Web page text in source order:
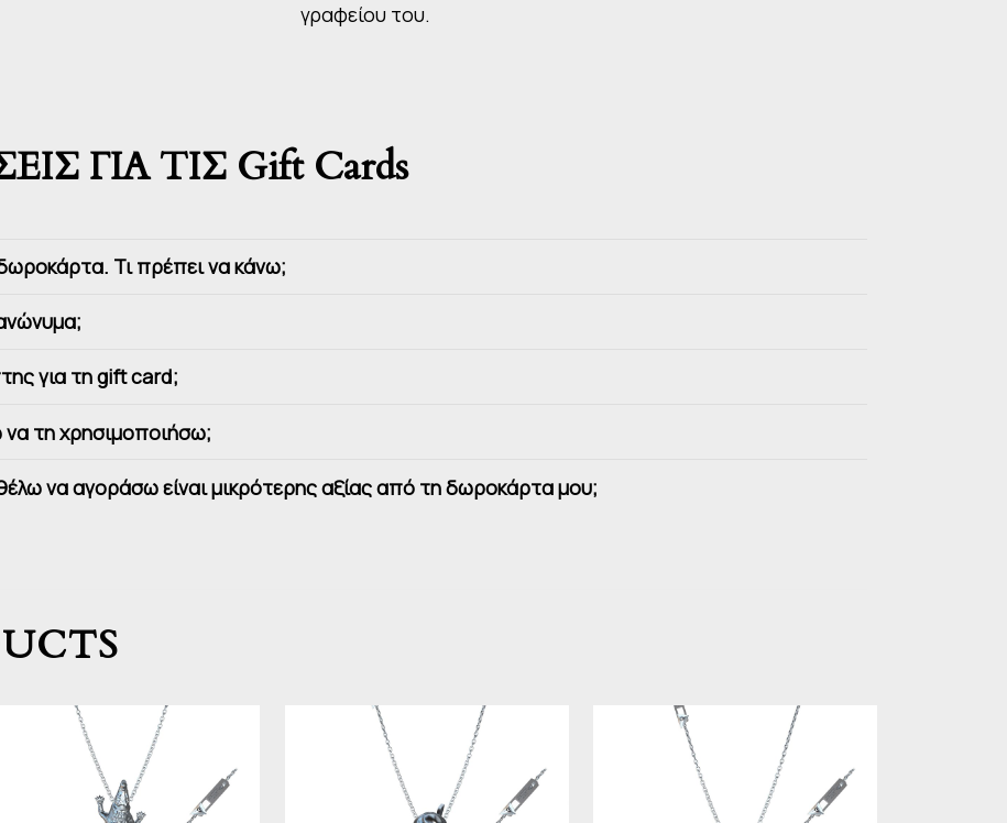
γραφείου του.
Τι πρέπει να κάνω;
για τη gift card;
τη χρησιμοποιήσω;
να αγοράσω είναι μικρότερης αξίας από τη δωροκάρτα μου;
ΓΙΑ ΤΙΣ Gift Cards